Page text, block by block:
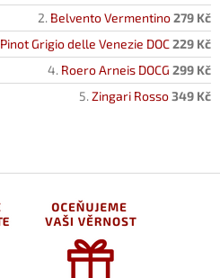
Belvento Vermentino279 Kč
Pinot Grigio delle Venezie DOC229 Kč
Roero Arneis DOCG 299 Kč
Zingari Rosso349 Kč